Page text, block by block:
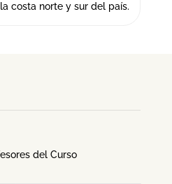
costa norte y sur del país.
del Curso